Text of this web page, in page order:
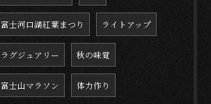
富士河口湖紅葉まつり ライトアップ
ラグジュアリー 秋の味覚
富士山マラソン 体力作り